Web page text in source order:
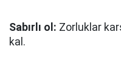
Sabırlı ol: Zorluklar
kal.